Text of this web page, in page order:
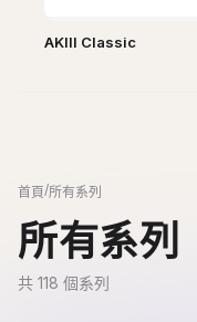
AKIII Classic
首頁/所有系列
所有系列
共 118 個系列